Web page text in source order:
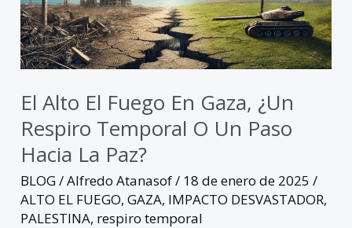
El Alto El Fuego En Gaza, ¿Un
Respiro Temporal O Un Paso
Hacia La Paz?
BLOG/Alfredo Atanasof/ 18 de enero de 2025/
ALTO EL FUEGO,GAZA, IMPACTO DESVASTADOR,
PALESTINA, respiro temporal
paso
hacia
la